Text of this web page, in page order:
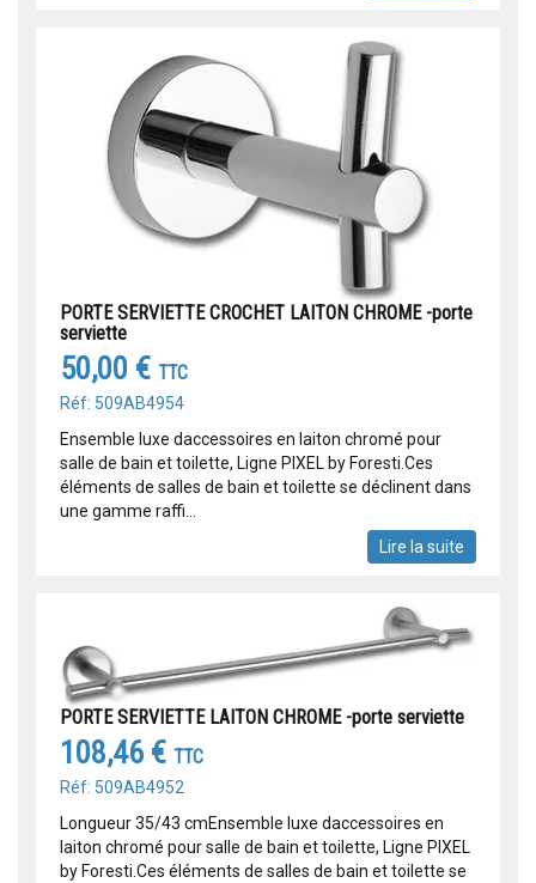
PORTE SERVIETTE CROCHET LAITON CHROME -porte
serviette
50,00 € TTC
Réf: 509AB4954
Ensemble luxe daccessoires en laiton chromé pour
salle de bain et toilette, Ligne PIXEL by Foresti.Ces
éléments de salles de bain et toilette se déclinent dans
une gamme raffi...
Lire la suite
PORTE SERVIETTE LAITON CHROME -porte serviette
108,46 € TTC
Réf: 509AB4952
Longueur 35/43 cmEnsemble luxe daccessoires en
laiton chromé pour salle de bain et toilette, Ligne PIXEL
by Foresti.Ces éléments de salles de bain et toilette se